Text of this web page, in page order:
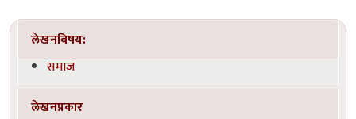
लेखनविषय:
समाज
लेखनप्रकार